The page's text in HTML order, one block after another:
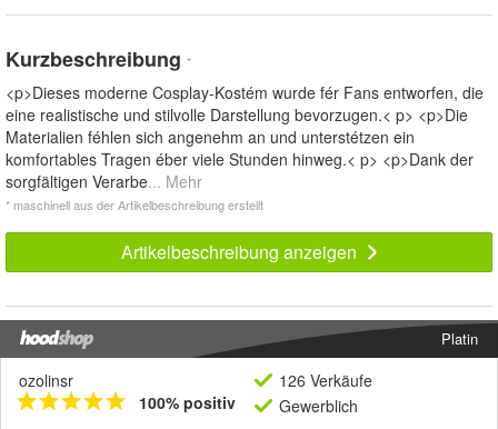
Kurzbeschreibung *
<p>Dieses moderne Cosplay-Kostém wurde fér Fans entworfen, die
eine realistische und stilvolle Darstellung bevorzugen.< p> <p>Die
Materialien féhlen sich angenehm an und unterstétzen ein
komfortables Tragen éber viele Stunden hinweg.< p> <p>Dank der
sorgfältigen Verarbe... Mehr
* maschinell aus der Artikelbeschreibung erstellt
Artikelbeschreibung anzeigen
Platin
ozolinsr
100% positiv
126 Verkäufe
Gewerblich